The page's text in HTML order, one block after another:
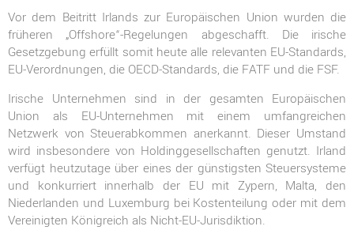
Vor dem Beitritt Irlands zur Europäischen Union wurden die
früheren „Offshore“-Regelungen abgeschafft. Die irische
Gesetzgebung erfüllt somit heute alle relevanten EU-Standards,
EU-Verordnungen, die OECD-Standards, die FATF und die FSF.
Irische Unternehmen sind in der gesamten Europäischen
Union als EU-Unternehmen mit einem umfangreichen
Netzwerk von Steuerabkommen anerkannt. Dieser Umstand
wird insbesondere von Holdinggesellschaften genutzt. Irland
verfügt heutzutage über eines der günstigsten Steuersysteme
und konkurriert innerhalb der EU mit Zypern, Malta, den
Niederlanden und Luxemburg bei Kostenteilung oder mit dem
Vereinigten Königreich als Nicht-EU-Jurisdiktion.